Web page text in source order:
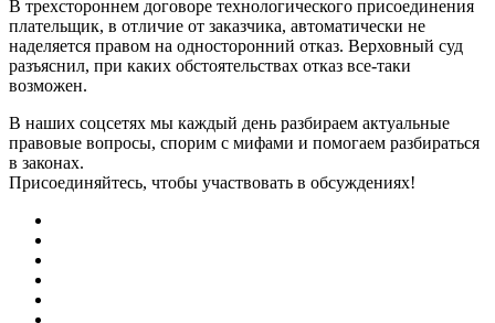
В трехстороннем договоре технологического присоединения
плательщик, в отличие от заказчика, автоматически не
наделяется правом на односторонний отказ. Верховный суд
разъяснил, при каких обстоятельствах отказ все-таки
возможен.
В наших соцсетях мы каждый день разбираем актуальные
правовые вопросы, спорим с мифами и помогаем разбираться
в законах.
Присоединяйтесь, чтобы участвовать в обсуждениях!